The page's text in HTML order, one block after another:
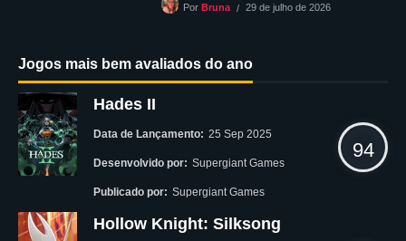
Por Bruna 29 de julho de 2026
Jogos mais bem avaliados do ano
Hades II
Data de Lançamento: 25 Sep 2025
Desenvolvido por: Supergiant Games
Publicado por: Supergiant Games
94
Hollow Knight: Silksong